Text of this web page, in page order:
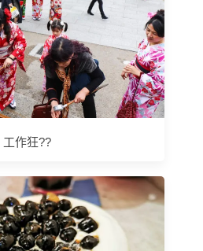
工作狂??